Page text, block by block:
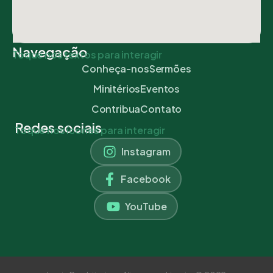
Navegação
Toque nos textos para interagir
Conheça-nosSermões
MinitériosEventos
ContribuaContato
Redes sociais
Toque nos ícones para interagir
Instagram
Facebook
YouTube